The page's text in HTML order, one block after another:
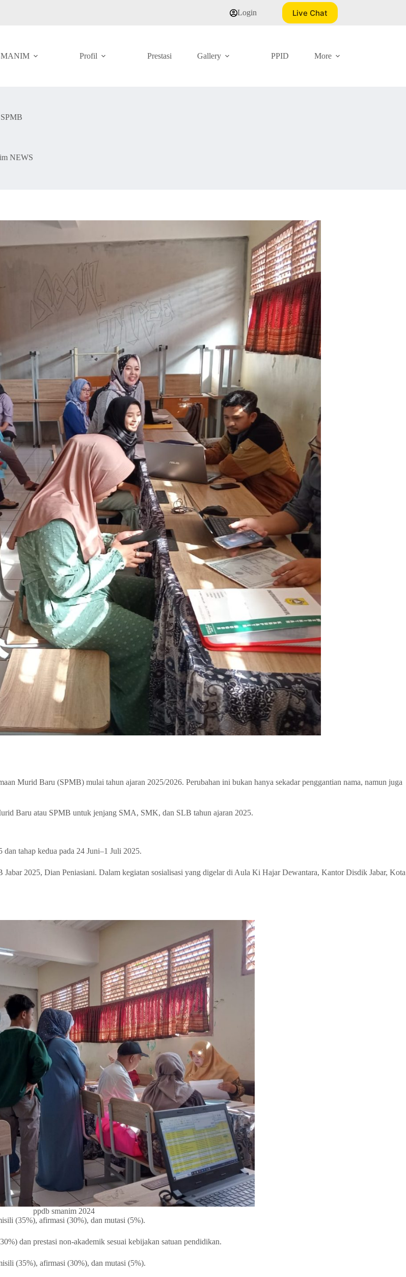
Login Live Chat
Profil Prestasi Gallery PPID More
NEWS
Murid Baru (SPMB) mulai tahun ajaran 2025/2026. Perubahan ini bukan hanya sekadar penggantian nama, namun juga
Baru atau SPMB untuk jenjang SMA, SMK, dan SLB tahun ajaran 2025.
tahap kedua pada 24 Juni–1 Juli 2025.
2025, Dian Peniasiani. Dalam kegiatan sosialisasi yang digelar di Aula Ki Hajar Dewantara, Kantor Disdik Jabar, Kota
ppdb smanim 2024
(35%), afirmasi (30%), dan mutasi (5%).
dan prestasi non-akademik sesuai kebijakan satuan pendidikan.
(35%), afirmasi (30%), dan mutasi (5%).